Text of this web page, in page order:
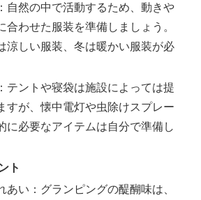
自然の中で活動するため、動きや
合わせた服装を準備しましょう。
涼しい服装、冬は暖かい服装が必
テントや寝袋は施設によっては提
すが、懐中電灯や虫除けスプレー
に必要なアイテムは自分で準備し
ト
あい：グランピングの醍醐味は、